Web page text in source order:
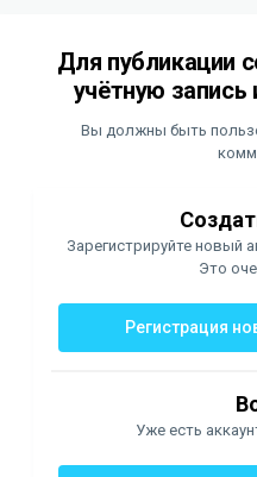
Для публикации
учётную запись
Вы должны быть
Зарегистрируйте новый
Это
Регистрация
Уже есть